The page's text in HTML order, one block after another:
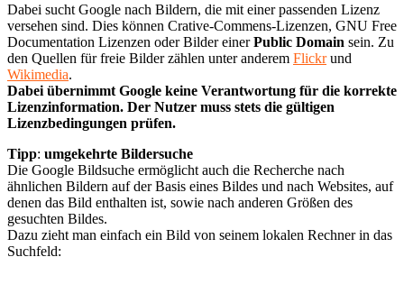
Dabei sucht Google nach Bildern, die mit einer passenden Lizenz
versehen sind. Dies können Crative-Commens-Lizenzen, GNU Free
Documentation Lizenzen oder Bilder einerPublic Domain sein. Zu
den Quellen für freie Bilder zählen unter anderem Flickrund
Wikimedia.
Dabei übernimmt Google keine Verantwortung für die korrekte
Lizenzinformation. Der Nutzer muss stets die gültigen
Lizenzbedingungen prüfen.
Tipp: umgekehrte Bildersuche
Die Google Bildsuche ermöglicht auch die Recherche nach
ähnlichen Bildern auf der Basis eines Bildes und nach Websites, auf
denen das Bild enthalten ist, sowie nach anderen Größen des
gesuchten Bildes.
Dazu zieht man einfach ein Bild von seinem lokalen Rechner in das
Suchfeld: